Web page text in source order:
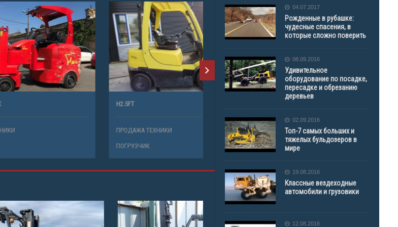
ПРОДАЖА ТЕХНИКИ
04.07.2017
Рожденные в рубашке:
чудесные спасения, в
которые сложно поверить
08.09.2016
Удивительное
оборудование по посадке,
пересадке и обрезанию
деревьев
02.09.2016
Топ-7 самых больших и
тяжелых бульдозеров в
мире
19.08.2016
Классные вездеходные
автомобили и грузовики
12.08.2016